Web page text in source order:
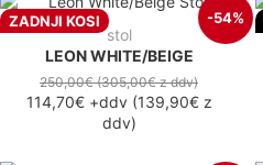
ZADNJI KOSI -54%
stol
LEON WHITE/BEIGE
250,00€(305,00€z ddv)
114,70€+ddv(139,90€z
ddv)